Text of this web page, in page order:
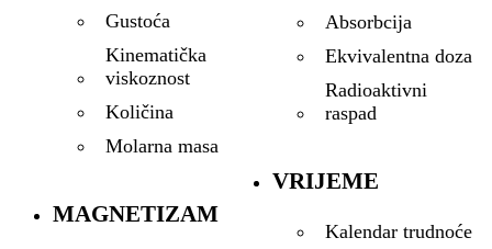
Gustoća
Kinematička
viskoznost
Količina
Molarna masa
MAGNETIZAM
Absorbcija
Ekvivalentna doza
Radioaktivni
raspad
VRIJEME
Kalendar trudnoće